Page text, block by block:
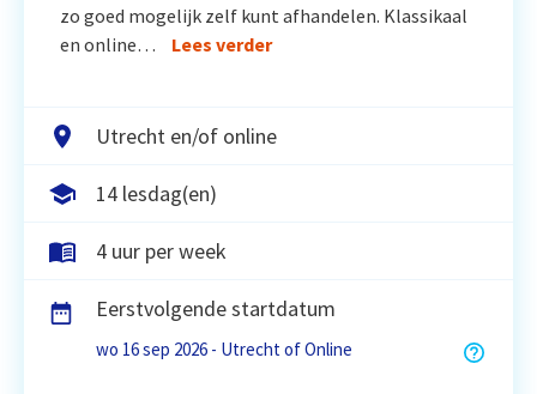
zo goed mogelijk zelf kunt afhandelen. Klassikaal
en online…
Lees verder
Utrecht en/of online
14 lesdag(en)
4 uur per week
Eerstvolgende startdatum
wo 16 sep 2026 - Utrecht of Online